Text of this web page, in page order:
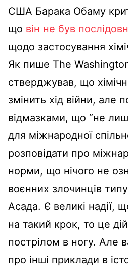
США Барака Обаму
що він не був
щодо застосування
Як пише The
стверджував, що
змінить хід війни, але
відмазками, що “не
для міжнародної
розповідати про
норми, що нічого не
воєнних злочинців
Асада. Є великі надії,
на такий крок, то це
пострілом в ногу. Але
про інші приклади в